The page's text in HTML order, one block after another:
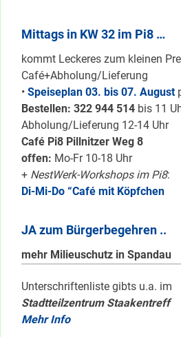
Mittags in KW 32 im Pi8 …
kommt Leckeres zum kleinen
Café+Abholung/Lieferung
• Speiseplan 03. bis 07. August
Bestellen: 322 944 514 bis 11
Abholung/Lieferung 12-14 Uhr
Café Pi8 Pillnitzer Weg 8
offen: Mo-Fr 10-18 Uhr
+ NestWerk-Workshops im Pi8:
Di-Mi-Do “Café mit Köpfchen
JA zum Bürgerbegehren ..
mehr Milieuschutz in Spandau
Unterschriftenliste gibts u.a. im
Stadtteilzentrum Staakentreff
Mehr Info